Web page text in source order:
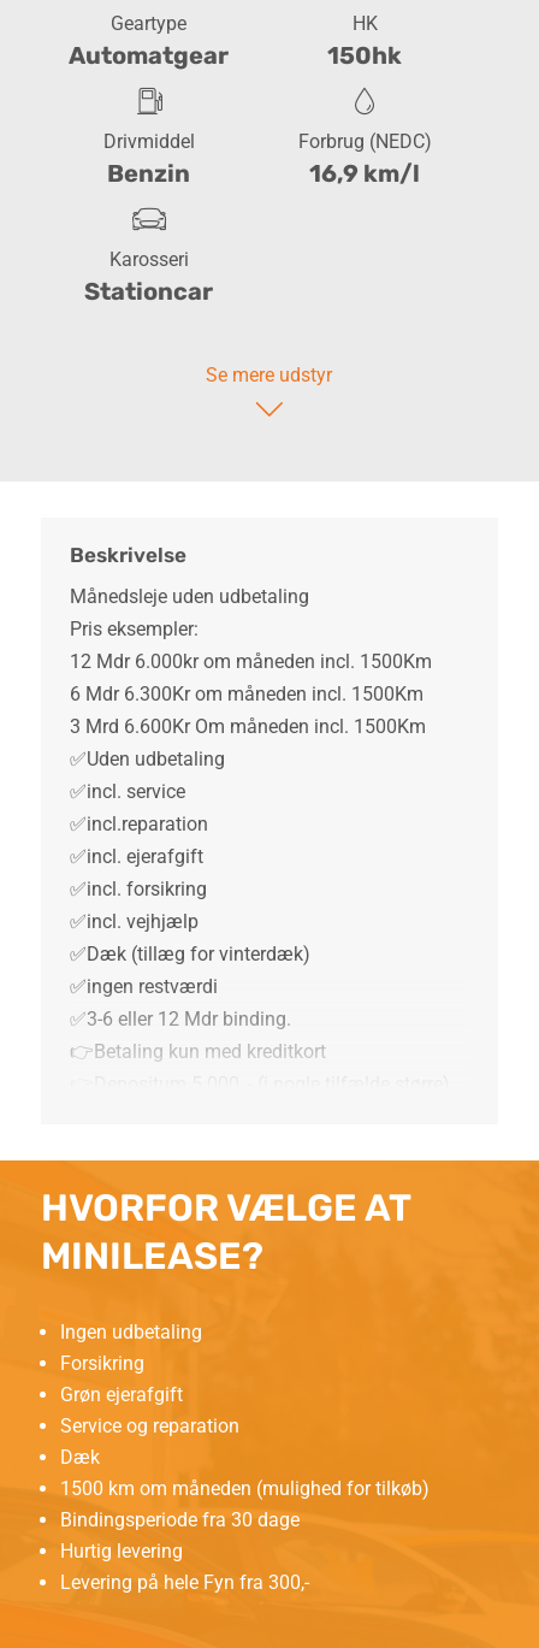
Geartype
Automatgear
HK
150hk
Drivmiddel
Benzin
Forbrug (NEDC)
16,9 km/l
Karosseri
Stationcar
Se mere udstyr
Beskrivelse
Månedsleje uden udbetaling
Pris eksempler:
12 Mdr 6.000kr om måneden incl. 1500Km
6 Mdr 6.300Kr om måneden incl. 1500Km
3 Mrd 6.600Kr Om måneden incl. 1500Km
✅Uden udbetaling
✅incl. service
✅incl.reparation
✅incl. ejerafgift
✅incl. forsikring
✅incl. vejhjælp
✅Dæk (tillæg for vinterdæk)
✅ingen restværdi
✅3-6 eller 12 Mdr binding.
👉Betaling kun med kreditkort
HVORFOR VÆLGE AT
MINILEASE?
Ingen udbetaling
Forsikring
Grøn ejerafgift
Service og reparation
Dæk
1500 km om måneden (mulighed for tilkøb)
Bindingsperiode fra 30 dage
Hurtig levering
Levering på hele Fyn fra 300,-